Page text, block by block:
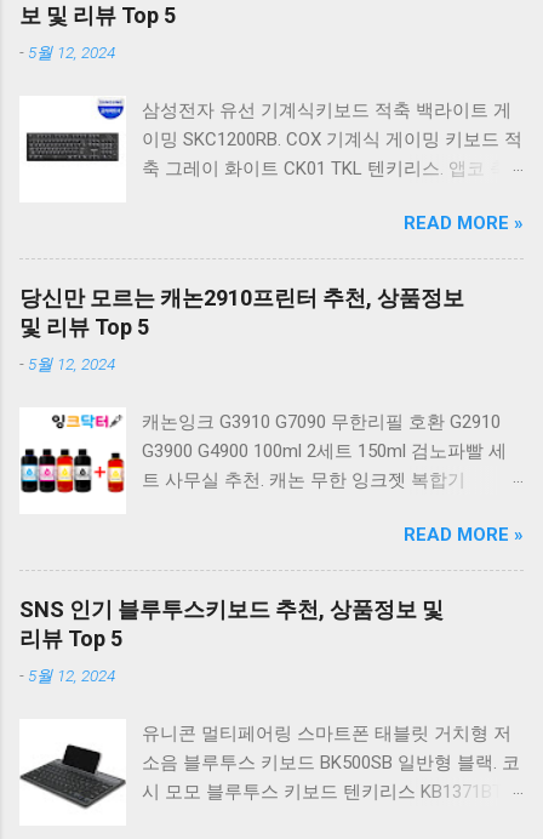
보 및 리뷰 Top 5
- 5월 12, 2024
삼성전자 유선 기계식키보드 적축 백라이트 게
이밍 SKC1200RB. COX 기계식 게이밍 키보드 적
축 그레이 화이트 CK01 TKL 텐키리스. 앱코 축
랙 K560 일반형. 앱코 K517 레트로 기계식 게이
밍 유선키보드 갈축 일반형 레트로 베이지. 체리
키보드 G803000S TKL RGB 게이밍 텐키리스 기
계식 키보드 4종 축 선택 저소음적축 블랙. 체리
베이지 K517 Retro. COX CK01 교체축 사이드
RGB 게이밍 기계식 키보드 네이비 CK01NV적축
일반형. 체리키보드 XTRFY MX BOARD 3.1 RGB
COX 기계식 게이밍 키보드 갈축 그레이 화이트
CK01 TKL 텐키리스 기계식키보드 구매를 고려
하실 때, 추가 할인 혜택을 놓치지 마세요. 다양
정이 많이 어려우시죠? 특히 기계식키보드 같은
상품을 고를 때는 더 고민이 많을 수 밖에 없습
니다. 다양한 상품들을 상세스펙 과 가격 을 꼼
READ MORE »
당신만 모르는 캐논2910프린터 추천, 상품정보
및 리뷰 Top 5
- 5월 12, 2024
캐논잉크 G3910 G7090 무한리필 호환 G2910
G3900 G4900 100ml 2세트 150ml 검노파빨 세
트 사무실 추천. 캐논 무한 잉크젯 복합기
논 PIXMA G2910 잉크포함 정품 무한복합기 컬
러 잉크젯복합기 가정용프린터 상세정보참조.
캐논 G시리즈 프린터 정품 헤드 카트리지
G1900 G2900 G3900 G4900 G2910 G3910
G4902 G4910 G4911 리필 잉크 1개 GI990
500ml 4색세트. 캐논 빌트인 정품무한 복합기
G2910 정품잉크 포함충전잉크4색 추가증정. 캐
READ MORE »
SNS 인기 블루투스키보드 추천, 상품정보 및
리뷰 Top 5
- 5월 12, 2024
유니콘 멀티페어링 스마트폰 태블릿 거치형 저
소음 블루투스 키보드 BK500SB 일반형 블랙. 코
시 모모 블루투스 키보드 텐키리스 KB1371BT